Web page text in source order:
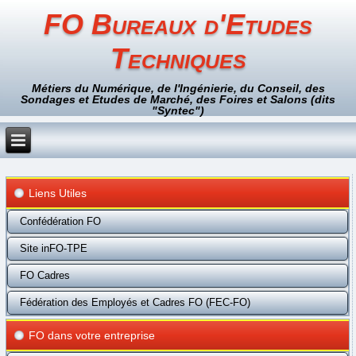
FO Bureaux d'Etudes
Techniques
Métiers du Numérique, de l'Ingénierie, du Conseil, des
Sondages et Etudes de Marché, des Foires et Salons (dits
"Syntec")
Liens Utiles
Confédération FO
Site inFO-TPE
FO Cadres
Fédération des Employés et Cadres FO (FEC-FO)
FO dans votre entreprise